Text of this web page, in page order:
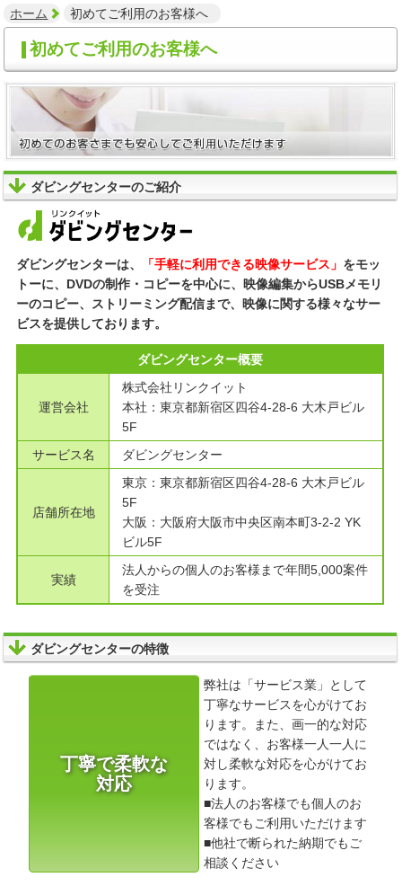
ホーム 初めてご利用のお客様へ
初めてご利用のお客様へ
ダビングセンターのご紹介
ダビングセンターは、 「手軽に利用できる映像サービス」 をモッ
トーに、DVDの制作・コピーを中心に、映像編集からUSBメモリ
ーのコピー、ストリーミング配信まで、映像に関する様々なサー
ビスを提供しております。
ダビングセンター概要
運営会社
株式会社リンクイット
本社：東京都新宿区四谷4-28-6 大木戸ビル
5F
サービス名
ダビングセンター
店舗所在地
東京：東京都新宿区四谷4-28-6 大木戸ビル
5F
大阪：大阪府大阪市中央区南本町3-2-2 YK
ビル5F
実績
法人からの個人のお客様まで年間5,000案件
を受注
ダビングセンターの特徴
丁寧で柔軟な
対応
弊社は「サービス業」として
丁寧なサービスを心がけてお
ります。また、画一的な対応
ではなく、お客様一人一人に
対し柔軟な対応を心がけてお
ります。
■法人のお客様でも個人のお
客様でもご利用いただけます
■他社で断られた納期でもご
相談ください